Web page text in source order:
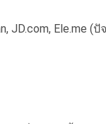
Ele.me (